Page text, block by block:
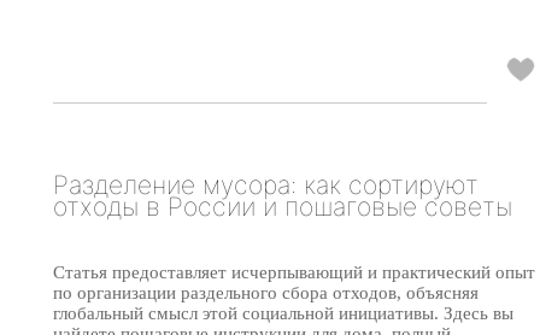
Разделение мусора: как сортируют
отходы в России и пошаговые советы
Статья предоставляет исчерпывающий и практический опыт
по организации раздельного сбора отходов, объясняя
глобальный смысл этой социальной инициативы. Здесь вы